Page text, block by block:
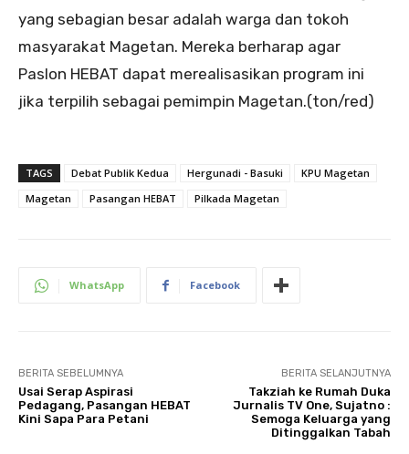
yang sebagian besar adalah warga dan tokoh
masyarakat Magetan. Mereka berharap agar
Paslon HEBAT dapat merealisasikan program ini
jika terpilih sebagai pemimpin Magetan.(ton/red)
TAGS Debat Publik Kedua Hergunadi - Basuki
KPU Magetan
Magetan
Pasangan HEBAT Pilkada Magetan
WhatsApp Facebook
BERITA SEBELUMNYA
Usai Serap Aspirasi
Pedagang, Pasangan HEBAT
Kini Sapa Para Petani
BERITA SELANJUTNYA
Takziah ke Rumah Duka
Jurnalis TV One, Sujatno :
Semoga Keluarga yang
Ditinggalkan Tabah